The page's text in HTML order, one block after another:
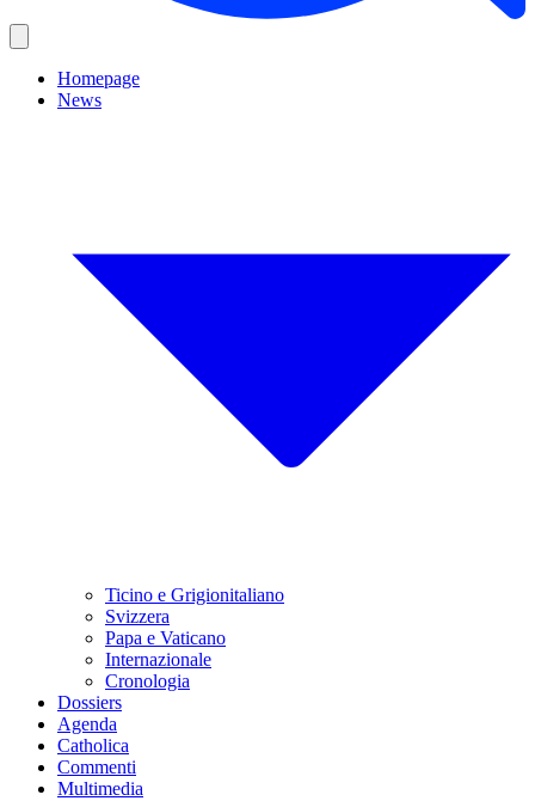
Homepage
News
Ticino e Grigionitaliano
Svizzera
Papa e Vaticano
Internazionale
Cronologia
Dossiers
Agenda
Catholica
Commenti
Multimedia